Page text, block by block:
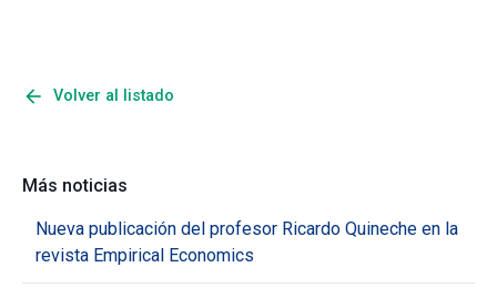
Más noticias
Nueva publicación del profesor Ricardo Quineche en la
revista Empirical Economics
arrow_back Volver al listado